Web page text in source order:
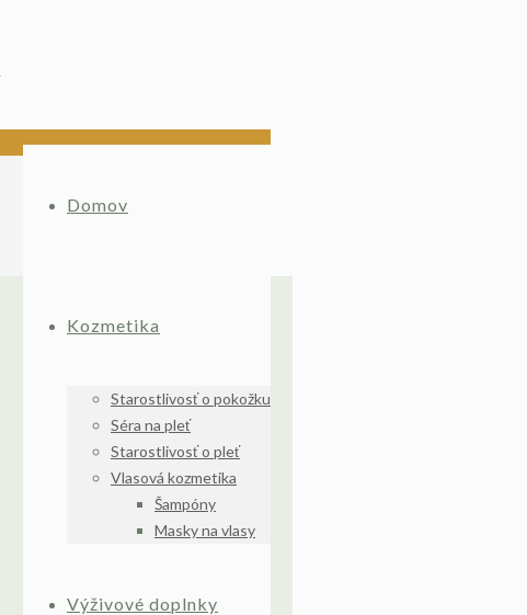
Domov
Kozmetika
Starostlivosť o pokožku
Séra na pleť
Starostlivosť o pleť
Vlasová kozmetika
Šampóny
Masky na vlasy
Výživové doplnky